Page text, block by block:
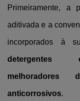
Primeiramente, a
aditivada e a
detergentes
anticorrosivos.